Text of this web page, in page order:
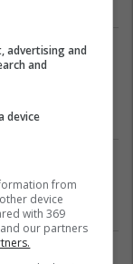
e Bajramit
fillon në
në treg? 5
këtë javë
2026 në
advertising and
and
device
from
device
with 369
our partners